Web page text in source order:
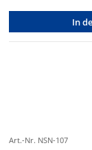
In
Art.-Nr. NSN-107